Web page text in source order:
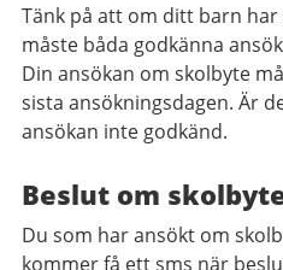
Tänk på att om ditt barn
måste båda godkänna
Din ansökan om skolbyte
sista ansökningsdagen. Är
ansökan inte godkänd.
Beslut om
Du som har ansökt om
kommer få ett sms när